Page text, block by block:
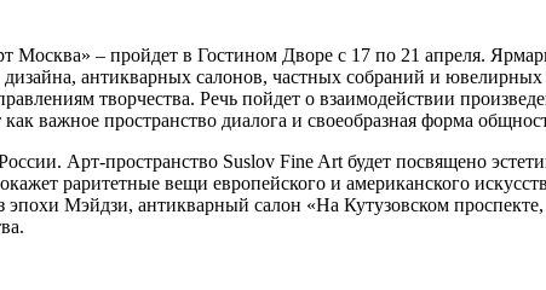
– пройдет в Гостином Дворе с 17 по 21 апреля.
антикварных салонов, частных собраний и
творчества. Речь пойдет о взаимодействии
важное пространство диалога и своеобразная форма
Арт-пространство Suslov Fine Art будет посвящено
раритетные вещи европейского и американского
Мэйдзи, антикварный салон «На Кутузовском